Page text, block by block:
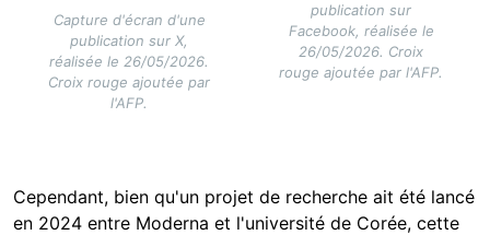
Capture d'écran d'une
publication sur X,
réalisée le 26/05/2026.
Croix rouge ajoutée par
l'AFP.
publication sur
Facebook, réalisée le
26/05/2026. Croix
rouge ajoutée par l'AFP.
Cependant, bien qu'un projet de recherche ait été lancé
en 2024 entre Moderna et l'université de Corée, cette